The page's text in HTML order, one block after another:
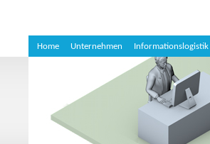
Home Unternehmen Informationslogistik